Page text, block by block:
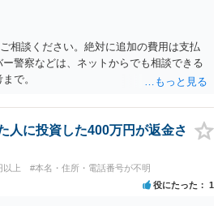
。
相談ください。絶対に追加の費用は支払
警察などは、ネットからでも相談できる
で。
人に投資した400万円が返金さ
以上 #本名・住所・電話番号が不明
役にたった 1